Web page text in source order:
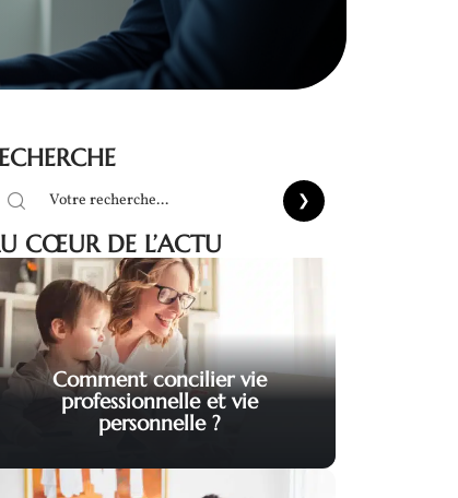
CŒUR DE L’ACTU
Comment concilier vie
professionnelle et vie
personnelle ?